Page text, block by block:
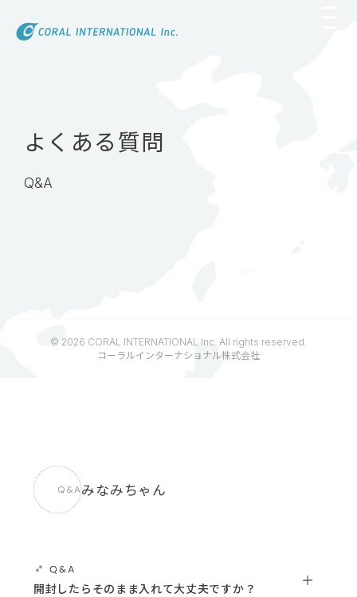
content
よくある質問
Q&A
© 2026 CORAL INTERNATIONAL Inc. All rights reserved.
コーラルインターナショナル株式会社
Q&Aみなみちゃん
開封したらそのまま入れて大丈夫ですか？